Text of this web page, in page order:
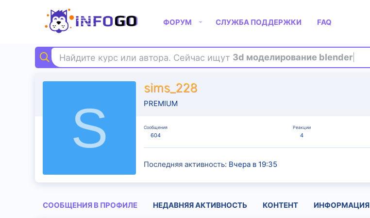
ФОРУМ СЛУЖБА ПОДДЕРЖКИ FAQ
Найдите курс или автора. Сейчас ищут 3d моделирование blender
S
sims_228
PREMIUM
Сообщения
604
Реакции
4
Последняя активность Вчера в 19:35
СООБЩЕНИЯ В ПРОФИЛЕ НЕДАВНЯЯ АКТИВНОСТЬ КОНТЕНТ ИНФОРМАЦИЯ